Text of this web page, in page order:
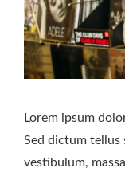
Lorem ipsum
Sed dictum tellus
vestibulum,